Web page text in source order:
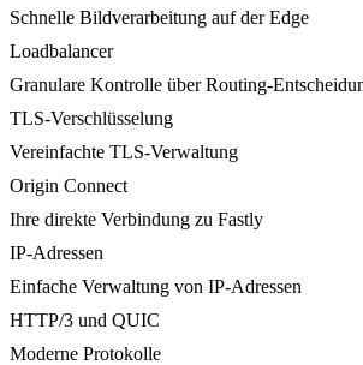
Schnelle Bildverarbeitung auf der Edge
Loadbalancer
Granulare Kontrolle über Routing-
TLS-Verschlüsselung
Vereinfachte TLS-Verwaltung
Origin Connect
Ihre direkte Verbindung zu Fastly
IP-Adressen
Einfache Verwaltung von IP-Adressen
HTTP/3 und QUIC
Moderne Protokolle